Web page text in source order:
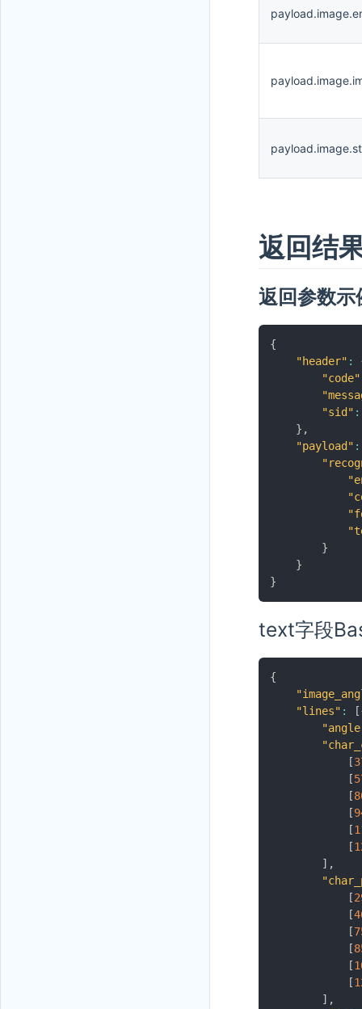
返回结
返回参数示
{
"header" :
"code"
"sid" :
} ,
"payload" :
}
}
}
text字段
{
"lines" : [
[
[
[
[
[
[
] ,
[
[
[
[
[
[
] ,